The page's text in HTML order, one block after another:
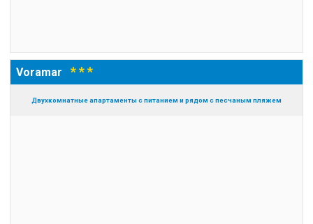
Voramar* * *
Двухкомнатные апартаменты с питанием и рядом с песчаным пляжем